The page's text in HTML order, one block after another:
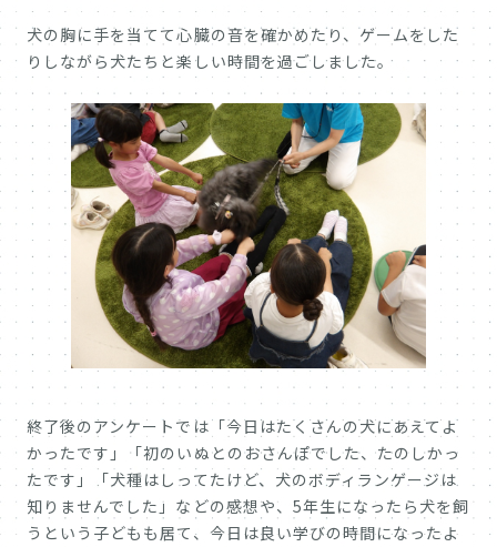
犬の胸に手を当てて心臓の音を確かめたり、ゲームをした
りしながら犬たちと楽しい時間を過ごしました。
終了後のアンケートでは「今日はたくさんの犬にあえてよ
かったです」「初のいぬとのおさんぽでした、たのしかっ
たです」「犬種はしってたけど、犬のボディランゲージは
知りませんでした」などの感想や、5年生になったら犬を飼
うという子どもも居て、今日は良い学びの時間になったよ